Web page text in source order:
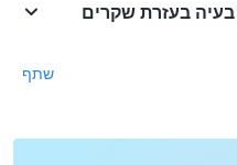
בעזרת שקרים
שתף